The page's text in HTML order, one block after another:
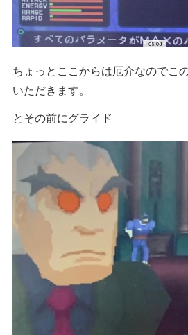
ちょっとここからは厄介なのでこ
いただきます。
とその前にグライド